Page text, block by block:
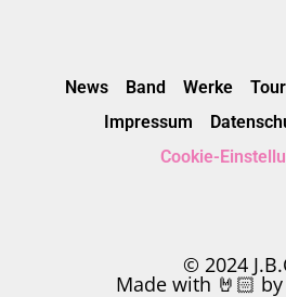
News Band Werke Tour
Impressum
Cookie-
© 2024
Made with 🤘🏻